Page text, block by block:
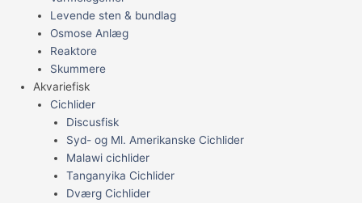
Levende sten & bundlag
Osmose Anlæg
Reaktore
Skummere
Akvariefisk
Cichlider
Discusfisk
Syd- og Ml. Amerikanske Cichlider
Malawi cichlider
Tanganyika Cichlider
Dværg Cichlider